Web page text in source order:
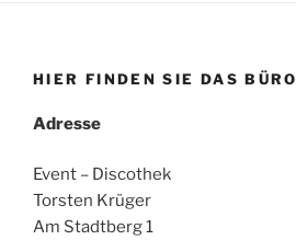
HIER FINDEN SIE DAS BÜRO
Adresse
Event – Discothek
Torsten Krüger
Am Stadtberg 1